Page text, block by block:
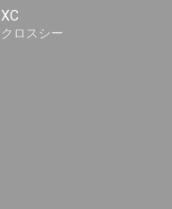
XC
クロスシー